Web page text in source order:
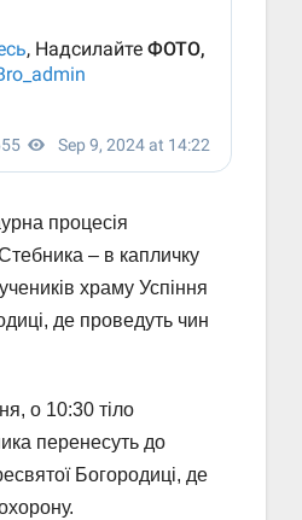
процесія
– в капличку
храму Успіння
де проведуть чин
о 10:30 тіло
перенесуть до
Богородиці, де